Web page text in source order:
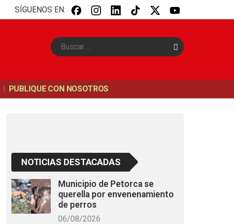
SÍGUENOS EN:
B
u
PUBLIQUE CON NOSOTROS
NOTICIAS DESTACADAS
Municipio de Petorca se
querella por envenenamiento
de perros
06/08/2026